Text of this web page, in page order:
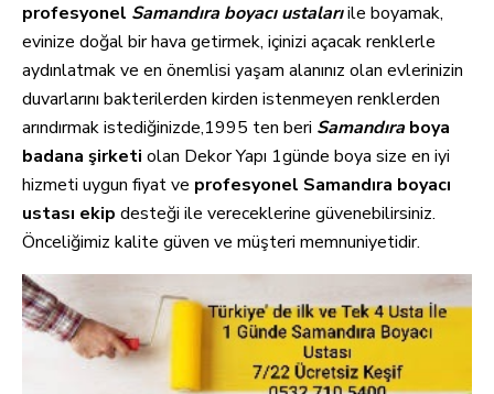
profesyonel Samandıra boyacı ustalarıile boyamak,
evinize doğal bir hava getirmek, içinizi açacak renklerle
aydınlatmak ve en önemlisi yaşam alanınız olan evlerinizin
duvarlarını bakterilerden kirden istenmeyen renklerden
arındırmak istediğinizde,1995 ten beri Samandıra boya
badana şirketi olan Dekor Yapı 1günde boya size en iyi
hizmeti uygun fiyat ve profesyonel Samandıra boyacı
ustası ekip desteği ile vereceklerine güvenebilirsiniz.
Önceliğimiz kalite güven ve müşteri memnuniyetidir.